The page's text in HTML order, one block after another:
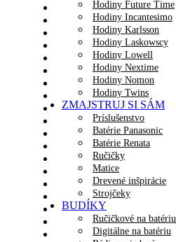
Hodiny Future Time
Hodiny Incantesimo
Hodiny Karlsson
Hodiny Laskowscy
Hodiny Lowell
Hodiny Nextime
Hodiny Nomon
Hodiny Twins
ZMAJSTRUJ SI SÁM
Príslušenstvo
Batérie Panasonic
Batérie Renata
Ručičky
Matice
Drevené inšpirácie
Strojčeky
BUDÍKY
Ručičkové na batériu
Digitálne na batériu